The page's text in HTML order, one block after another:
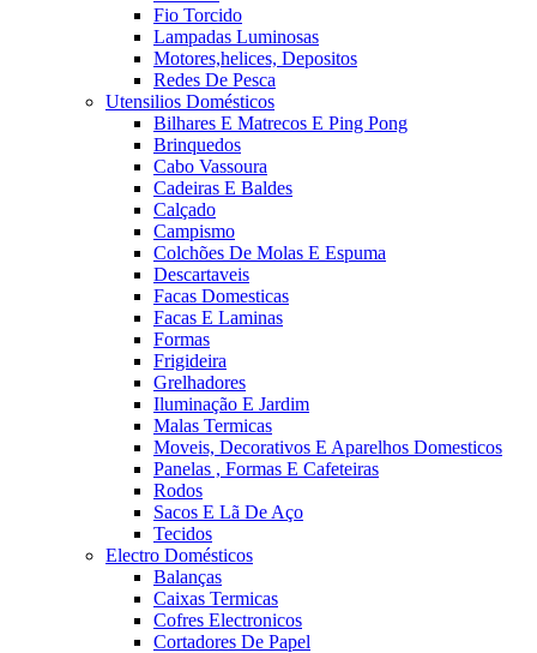
Fio Torcido
Lampadas Luminosas
Motores,helices, Depositos
Redes De Pesca
Utensilios Domésticos
Bilhares E Matrecos E Ping Pong
Brinquedos
Cabo Vassoura
Cadeiras E Baldes
Calçado
Campismo
Colchões De Molas E Espuma
Descartaveis
Facas Domesticas
Facas E Laminas
Formas
Frigideira
Grelhadores
Iluminação E Jardim
Malas Termicas
Moveis, Decorativos E Aparelhos Domesticos
Panelas , Formas E Cafeteiras
Rodos
Sacos E Lã De Aço
Tecidos
Electro Domésticos
Balanças
Caixas Termicas
Cofres Electronicos
Cortadores De Papel